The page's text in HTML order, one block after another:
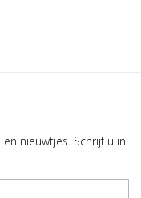
nieuwtjes. Schrijf u in